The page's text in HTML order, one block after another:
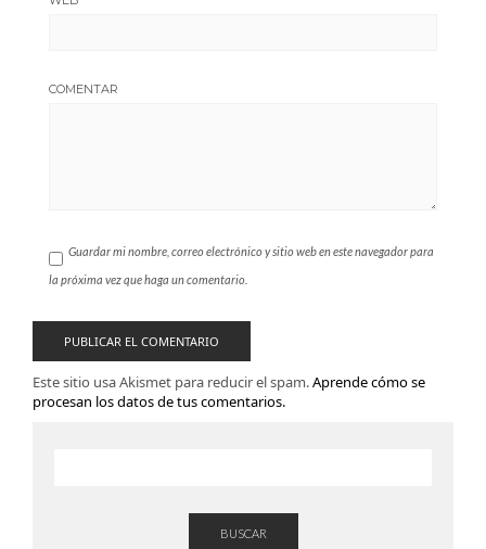
COMENTAR
Guardar mi nombre, correo electrónico y sitio web en este navegador para
la próxima vez que haga un comentario.
Este sitio usa Akismet para reducir el spam.Aprende cómo se
procesan los datos de tus comentarios.
BUSCAR